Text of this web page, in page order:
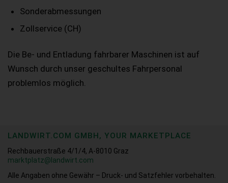
Sonderabmessungen
Zollservice (CH)
Die Be- und Entladung fahrbarer Maschinen ist auf
Wunsch durch unser geschultes Fahrpersonal
problemlos möglich.
LANDWIRT.COM GMBH, YOUR MARKETPLACE
Rechbauerstraße 4/1/4, A-8010 Graz
marktplatz@landwirt.com
Alle Angaben ohne Gewähr – Druck- und Satzfehler vorbehalten.